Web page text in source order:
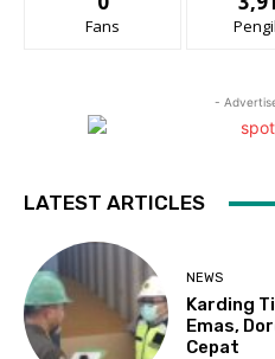
Fans
-
LATEST ARTICLES
NEWS
Karding
Emas,
Cepat